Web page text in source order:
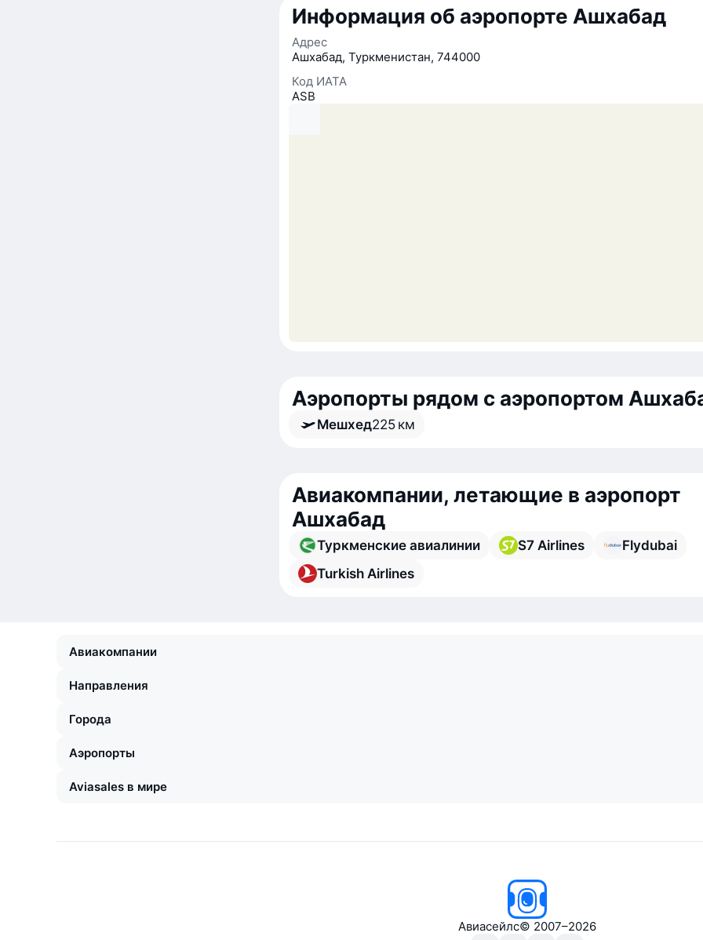
Информация об аэропорте Ашхабад
Адрес
Ашхабад, Туркменистан, 744000
Код ИАТА
ASB
Аэропорты рядом с аэропортом
Мешхед225 км
Авиакомпании, летающие в аэропорт
Ашхабад
Туркменские авиалинии S7 Airlines
Flydubai
Turkish Airlines
Авиакомпании
Направления
Города
Аэропорты
Aviasales в мире
Авиасейлс© 2007–2026